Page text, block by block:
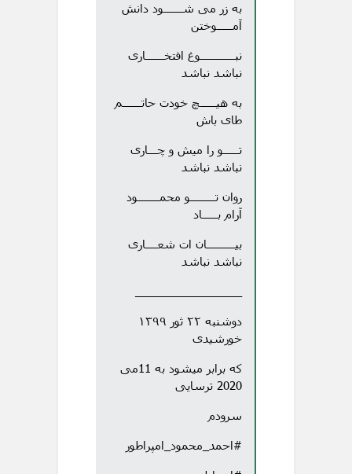
به زر می شــــــود دانش
آمـــــوختن
نبـــــــــــوغ افتخــــــاری
نباشد نباشد
به هیـــــچ خودت حاتــــــم
طای باش
تـــــو را میش و چـــاری
نباشد نباشد
روان تــــــــو محمـــــــود
آرام بـــــاد
بیـــــــــان ات شعــــاری
نباشد نباشد
دوشنبه ۲۲ ثور ۱۳۹۹
خورشیدی
که برابر میشود به 11می
2020 ترسایی
سرودم
#احمد_محمود_امپراطور